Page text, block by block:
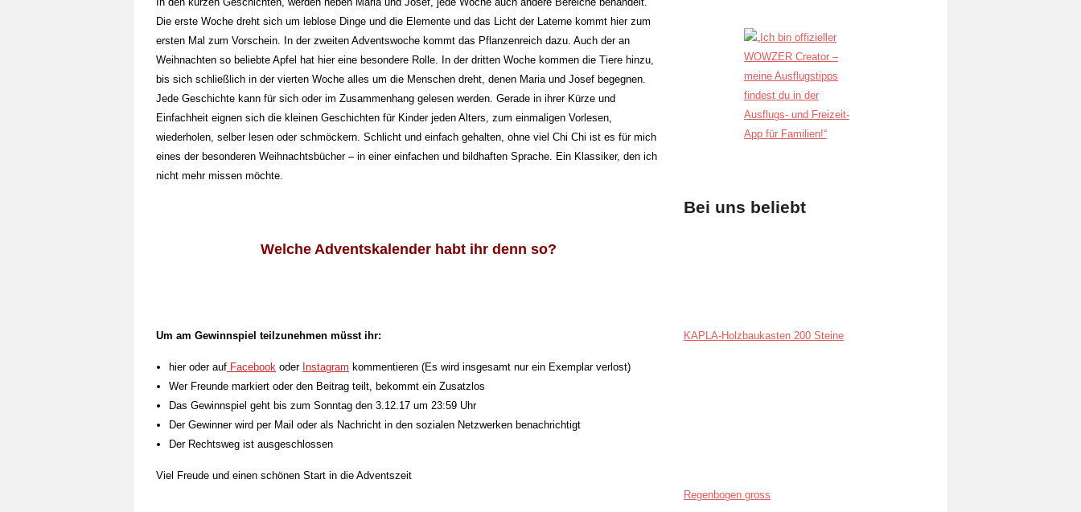
Die erste Woche dreht sich um leblose Dinge und die Elemente und das Licht der Laterne kommt hier zum
ersten Mal zum Vorschein. In der zweiten Adventswoche kommt das Pflanzenreich dazu. Auch der an
Weihnachten so beliebte Apfel hat hier eine besondere Rolle. In der dritten Woche kommen die Tiere hinzu,
bis sich schließlich in der vierten Woche alles um die Menschen dreht, denen Maria und Josef begegnen.
Jede Geschichte kann für sich oder im Zusammenhang gelesen werden. Gerade in ihrer Kürze und
Einfachheit eignen sich die kleinen Geschichten für Kinder jeden Alters, zum einmaligen Vorlesen,
wiederholen, selber lesen oder schmöckern. Schlicht und einfach gehalten, ohne viel Chi Chi ist es für mich
eines der besonderen Weihnachtsbücher – in einer einfachen und bildhaften Sprache. Ein Klassiker, den ich
nicht mehr missen möchte.
Welche Adventskalender habt ihr denn so?
Um am Gewinnspiel teilzunehmen müsst ihr:
hier oder auf Facebook oder Instagram kommentieren (Es wird insgesamt nur ein Exemplar verlost)
Wer Freunde markiert oder den Beitrag teilt, bekommt ein Zusatzlos
Das Gewinnspiel geht bis zum Sonntag den 3.12.17 um 23:59 Uhr
Der Gewinner wird per Mail oder als Nachricht in den sozialen Netzwerken benachrichtigt
Der Rechtsweg ist ausgeschlossen
Viel Freude und einen schönen Start in die Adventszeit
Bei uns beliebt
KAPLA-Holzbaukasten 200 Steine
Regenbogen gross